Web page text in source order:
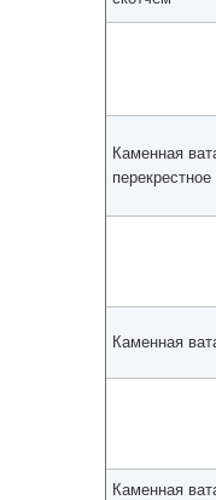
Каменная
Каменная
Каменная